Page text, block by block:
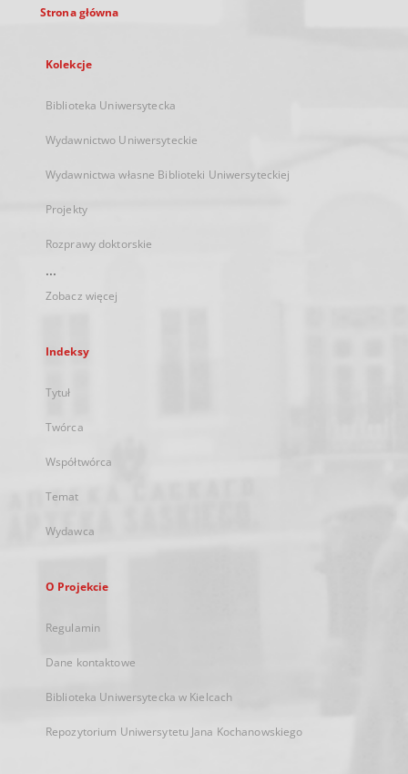
Strona główna
Kolekcje
Biblioteka Uniwersytecka
Wydawnictwo Uniwersyteckie
Wydawnictwa własne Biblioteki Uniwersyteckiej
Projekty
Rozprawy doktorskie
...
Zobacz więcej
Indeksy
Tytuł
Twórca
Współtwórca
Temat
Wydawca
O Projekcie
Regulamin
Dane kontaktowe
Biblioteka Uniwersytecka w Kielcach
Repozytorium Uniwersytetu Jana Kochanowskiego